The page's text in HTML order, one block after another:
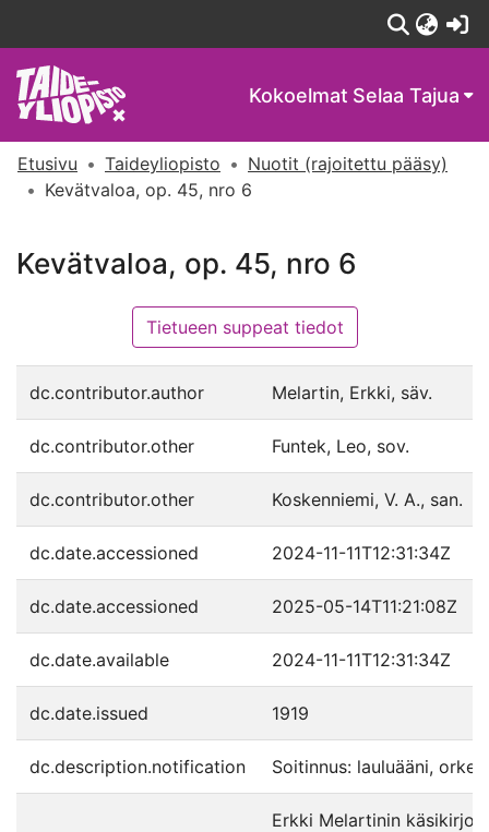
Kokoelmat Selaa Tajua
Etusivu Taideyliopisto
Nuotit (rajoitettu pääsy)
Kevätvaloa, op. 45, nro 6
Kevätvaloa, op. 45, nro 6
Tietueen suppeat tiedot
dc.contributor.author Melartin, Erkki, säv.
dc.contributor.other Funtek, Leo, sov.
dc.contributor.other Koskenniemi, V. A., san.
dc.date.accessioned 2024-11-11T12:31:34Z
dc.date.accessioned 2025-05-14T11:21:08Z
dc.date.available 2024-11-11T12:31:34Z
dc.date.issued 1919
dc.description.notification Soitinnus: lauluääni,
Erkki Melartinin